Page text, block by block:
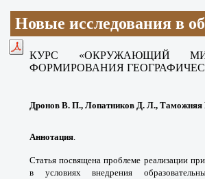
Новые исследования в
КУРС «ОКРУЖАЮЩИЙ
ФОРМИРОВАНИЯ
Дронов В. П., Лопатников Д. Л.,
Аннотация.
Статья посвящена проблеме реализации
в условиях внедрения